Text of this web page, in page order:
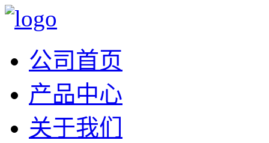
公司首页
产品中心
关于我们